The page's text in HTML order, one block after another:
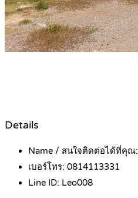
Details
Name / สนใจติดต่อได้ที่คุณ:
เบอร์โทร: 0814113331
Line ID: Leo008